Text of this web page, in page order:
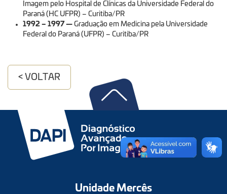
Imagem pelo Hospital de Clínicas da Universidade Federal do
Paraná (HC UFPR) – Curitiba/PR
1992 – 1997 — Graduação em Medicina pela Universidade
Federal do Paraná (UFPR) – Curitiba/PR
< VOLTAR
Unidade Mercês